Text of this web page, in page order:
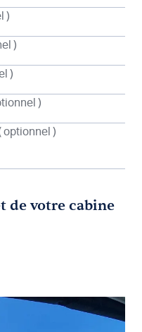
)
)
)
)
optionnel )
de votre cabine